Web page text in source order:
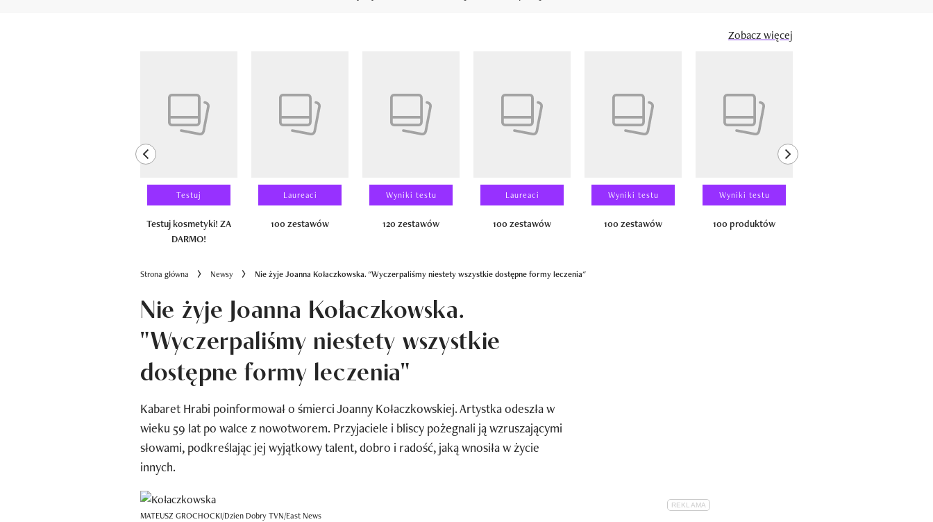
Zobacz więcej
previous element
Testuj
Testuj kosmetyki! ZA
DARMO!
Laureaci
100 zestawów
Wyniki testu
120 zestawów
Laureaci
100 zestawów
Wyniki testu
100 zestawów
Wyniki testu
100 produktów
next element
Strona główna Newsy Nie żyje Joanna Kołaczkowska. "Wyczerpaliśmy niestety wszystkie dostępne formy leczenia"
Nie żyje Joanna Kołaczkowska.
"Wyczerpaliśmy niestety wszystkie
dostępne formy leczenia"
Kabaret Hrabi poinformował o śmierci Joanny Kołaczkowskiej. Artystka odeszła w
wieku 59 lat po walce z nowotworem. Przyjaciele i bliscy pożegnali ją wzruszającymi
słowami, podkreślając jej wyjątkowy talent, dobro i radość, jaką wnosiła w życie
innych.
MATEUSZ GROCHOCKI/Dzien Dobry TVN/East News